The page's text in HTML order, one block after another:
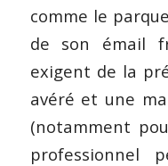
comme le
de son émail
exigent de la
avéré et une
(notamment
professionnel